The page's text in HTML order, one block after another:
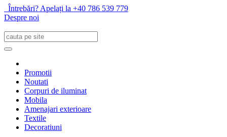
Întrebări? Apelați la +40 786 539 779
Despre noi
Promotii
Noutati
Corpuri de iluminat
Mobila
Amenajari exterioare
Textile
Decoratiuni